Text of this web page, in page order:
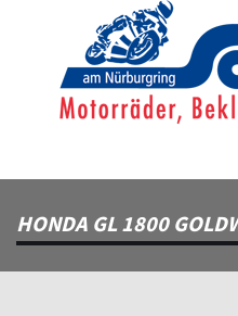
HONDA GL 1800